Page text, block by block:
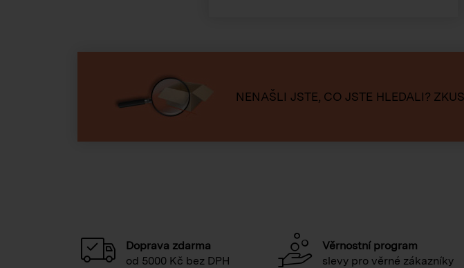
NENAŠLI JSTE, CO JSTE HLEDALI?
Doprava zdarma
od 5000 Kč bez DPH
Věrnostní program
slevy pro věrné zákazníky